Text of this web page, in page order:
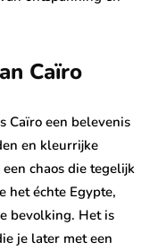
Caïro
Caïro een belevenis
en kleurrijke
chaos die tegelijk
het échte Egypte,
bevolking. Het is
je later met een